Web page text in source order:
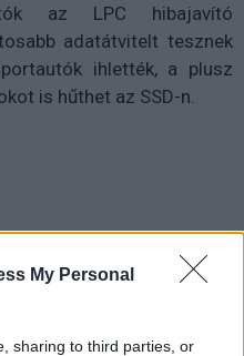
My Personal
sharing to third parties, or
az LPC hibajavító
adatátvitelt tesznek
ihlették, a plusz
is hűthet az SSD-n.